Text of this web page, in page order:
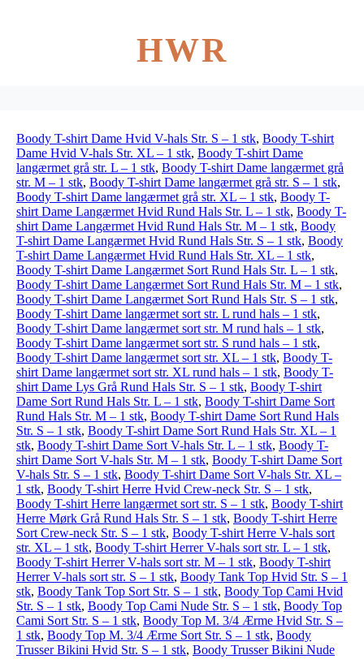
HWR
Boody T-shirt Dame Hvid V-hals Str. S – 1 stk, Boody T-shirt
Dame Hvid V-hals Str. XL – 1 stk, Boody T-shirt Dame
langærmet grå str. L – 1 stk, Boody T-shirt Dame langærmet grå
str. M – 1 stk, Boody T-shirt Dame langærmet grå str. S – 1 stk,
Boody T-shirt Dame langærmet grå str. XL – 1 stk, Boody T-
shirt Dame Langærmet Hvid Rund Hals Str. L – 1 stk, Boody T-
shirt Dame Langærmet Hvid Rund Hals Str. M – 1 stk, Boody
T-shirt Dame Langærmet Hvid Rund Hals Str. S – 1 stk, Boody
T-shirt Dame Langærmet Hvid Rund Hals Str. XL – 1 stk,
Boody T-shirt Dame Langærmet Sort Rund Hals Str. L – 1 stk,
Boody T-shirt Dame Langærmet Sort Rund Hals Str. M – 1 stk,
Boody T-shirt Dame Langærmet Sort Rund Hals Str. S – 1 stk,
Boody T-shirt Dame langærmet sort str. L rund hals – 1 stk,
Boody T-shirt Dame langærmet sort str. M rund hals – 1 stk,
Boody T-shirt Dame langærmet sort str. S rund hals – 1 stk,
Boody T-shirt Dame langærmet sort str. XL – 1 stk, Boody T-
shirt Dame langærmet sort str. XL rund hals – 1 stk, Boody T-
shirt Dame Lys Grå Rund Hals Str. S – 1 stk, Boody T-shirt
Dame Sort Rund Hals Str. L – 1 stk, Boody T-shirt Dame Sort
Rund Hals Str. M – 1 stk, Boody T-shirt Dame Sort Rund Hals
Str. S – 1 stk, Boody T-shirt Dame Sort Rund Hals Str. XL – 1
stk, Boody T-shirt Dame Sort V-hals Str. L – 1 stk, Boody T-
shirt Dame Sort V-hals Str. M – 1 stk, Boody T-shirt Dame Sort
V-hals Str. S – 1 stk, Boody T-shirt Dame Sort V-hals Str. XL –
1 stk, Boody T-shirt Herre Hvid Crew-neck Str. S – 1 stk,
Boody T-shirt Herre langærmet sort str. S – 1 stk, Boody T-shirt
Herre Mørk Grå Rund Hals Str. S – 1 stk, Boody T-shirt Herre
Sort Crew-neck Str. S – 1 stk, Boody T-shirt Herre V-hals sort
str. XL – 1 stk, Boody T-shirt Herrer V-hals sort str. L – 1 stk,
Boody T-shirt Herrer V-hals sort str. M – 1 stk, Boody T-shirt
Herrer V-hals sort str. S – 1 stk, Boody Tank Top Hvid Str. S – 1
stk, Boody Tank Top Sort Str. S – 1 stk, Boody Top Cami Hvid
Str. S – 1 stk, Boody Top Cami Nude Str. S – 1 stk, Boody Top
Cami Sort Str. S – 1 stk, Boody Top M. 3/4 Ærme Hvid Str. S –
1 stk, Boody Top M. 3/4 Ærme Sort Str. S – 1 stk, Boody
Trusser Bikini Hvid Str. S – 1 stk, Boody Trusser Bikini Nude